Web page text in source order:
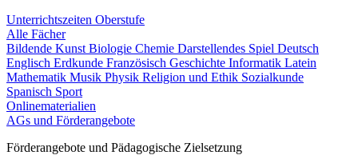
Unterrichtszeiten Oberstufe
Alle Fächer
Bildende Kunst Biologie Chemie Darstellendes Spiel Deutsch
Englisch Erdkunde Französisch Geschichte Informatik Latein
Mathematik Musik Physik Religion und Ethik Sozialkunde
Spanisch Sport
Onlinematerialien
AGs und Förderangebote
Förderangebote und Pädagogische Zielsetzung